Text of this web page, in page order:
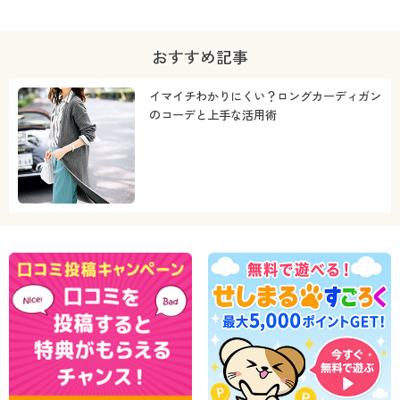
おすすめ記事
イマイチわかりにくい？ロングカーディガン
のコーデと上手な活用術